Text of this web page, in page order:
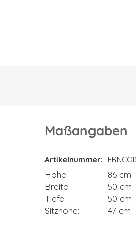
Maßangaben
Maßangaben
Artikelnummer
Höhe
86 cm
Breite
50 cm
Tiefe
50 cm
Sitzhöhe
47 cm